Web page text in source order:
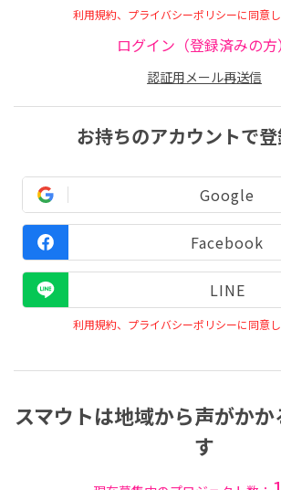
利用規約、プライバシーポリシーに同意
ログイン（登録済みの方）
認証用メール再送信
お持ちのアカウントで
Google
Facebook
LINE
利用規約、プライバシーポリシーに同意
スマウトは地域から声がか
す